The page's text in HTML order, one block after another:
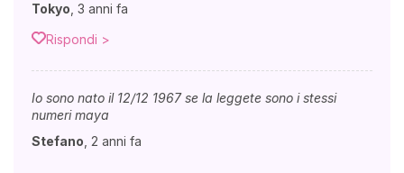
Tokyo 3 anni fa
Rispondi >
Io sono nato il 12/12 1967 se la leggete sono i stessi
numeri maya
Stefano 2 anni fa